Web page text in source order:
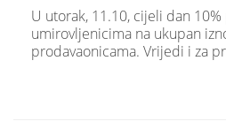
U utorak, 11.10, cijeli dan
umirovljenicima na ukupan
prodavaonicama. Vrijedi i za